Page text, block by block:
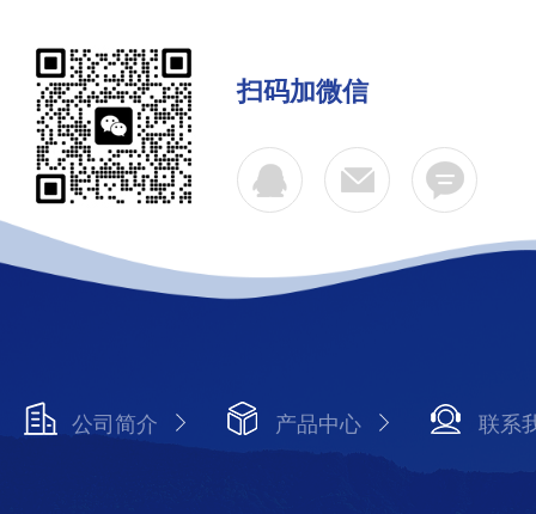
扫码加微信
公司简介 产品中心 联系